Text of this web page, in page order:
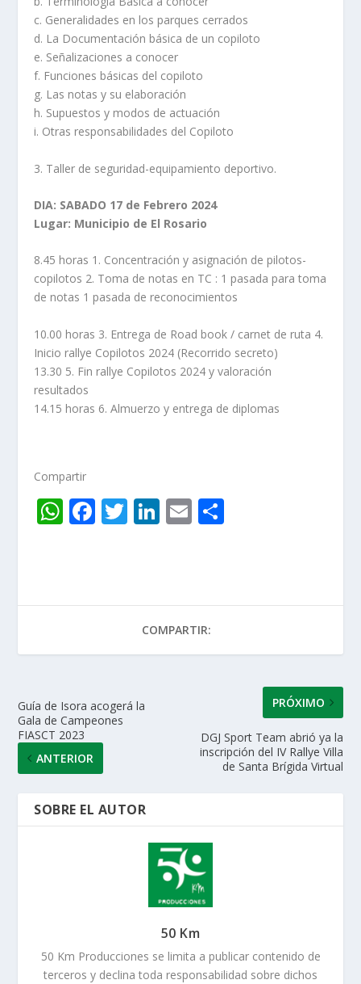
c. Generalidades en los parques cerrados
d. La Documentación básica de un copiloto
e. Señalizaciones a conocer
f. Funciones básicas del copiloto
g. Las notas y su elaboración
h. Supuestos y modos de actuación
i. Otras responsabilidades del Copiloto
3. Taller de seguridad-equipamiento deportivo.
DIA: SABADO 17 de Febrero 2024
Lugar: Municipio de El Rosario
8.45 horas 1. Concentración y asignación de pilotos-
copilotos 2. Toma de notas en TC : 1 pasada para toma
de notas 1 pasada de reconocimientos
10.00 horas 3. Entrega de Road book / carnet de ruta 4.
Inicio rallye Copilotos 2024 (Recorrido secreto)
13.30 5. Fin rallye Copilotos 2024 y valoración
resultados
14.15 horas 6. Almuerzo y entrega de diplomas
Compartir
W
A
p
F
o
k
T Li
dI
n
E
ar
r
COMPARTIR:
Guía de Isora acogerá la
Gala de Campeones
FIASCT 2023
ANTERIOR
PRÓXIMO
DGJ Sport Team abrió ya la
inscripción del IV Rallye Villa
de Santa Brígida Virtual
SOBRE EL AUTOR
50 Km
50 Km Producciones se limita a publicar contenido de
terceros y declina toda responsabilidad sobre dichos